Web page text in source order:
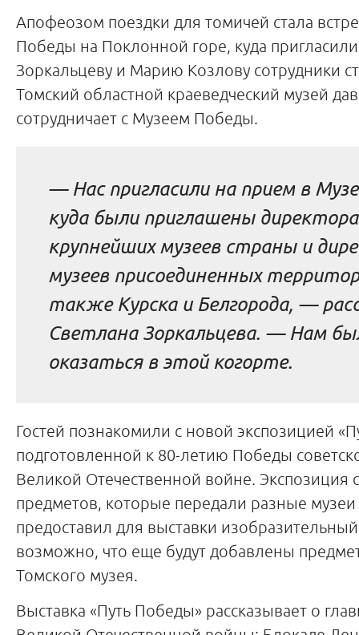
Апофеозом поездки для томичей стала
Победы на Поклонной горе, куда
Зоркальцеву и Марию Козлову сотрудники
Томский областной краеведческий музей
сотрудничает с Музеем Победы.
— Нас пригласили на прием в
куда были приглашены директора
крупнейших музеев страны и
музеев присоединенных
также Курска и Белгорода, —
Светлана Зоркальцева. — Нам
оказаться в этой когорте.
Гостей познакомили с новой экспозицией
подготовленной к 80-летию Победы
Великой Отечественной войне. Экспозиция
предметов, которые передали разные
предоставил для выставки
возможно, что еще будут добавлены
Томского музея.
Выставка «Путь Победы» рассказывает о